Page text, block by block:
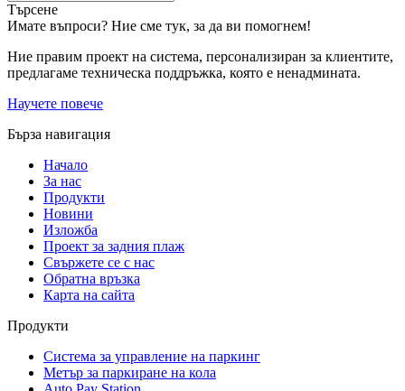
Търсене
Имате въпроси? Ние сме тук, за да ви помогнем!
Ние правим проект на система, персонализиран за клиентите,
предлагаме техническа поддръжка, която е ненадмината.
Научете повече
Бърза навигация
Начало
За нас
Продукти
Новини
Изложба
Проект за задния плаж
Свържете се с нас
Обратна връзка
Карта на сайта
Продукти
Система за управление на паркинг
Метър за паркиране на кола